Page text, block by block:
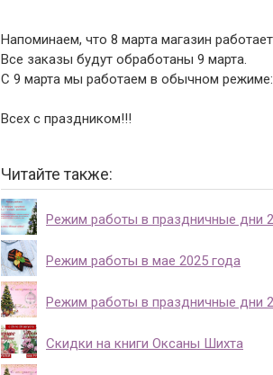
Напоминаем, что 8 марта магазин
Все заказы будут обработаны 9 марта.
C 9 марта мы работаем в обычном режиме:
Всех с праздником!!!
Читайте также:
Режим работы в праздничные дни
Режим работы в мае 2025 года
Режим работы в праздничные дни
Скидки на книги Оксаны Шихта